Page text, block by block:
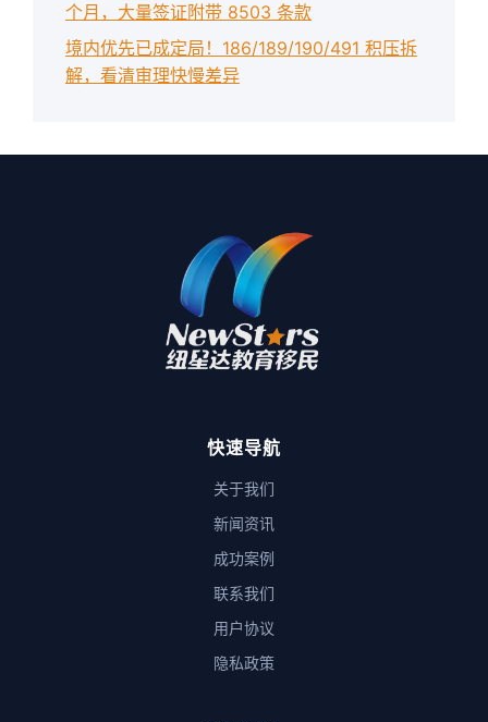
个月，大量签证附带 8503 条款
境内优先已成定局！186/189/190/491 积压拆
解，看清审理快慢差异
快速导航
关于我们
新闻资讯
成功案例
联系我们
用户协议
隐私政策